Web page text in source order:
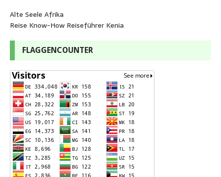
Alte Seele Afrika
Reise Know-How Reiseführer Kenia
FLAGGENCOUNTER